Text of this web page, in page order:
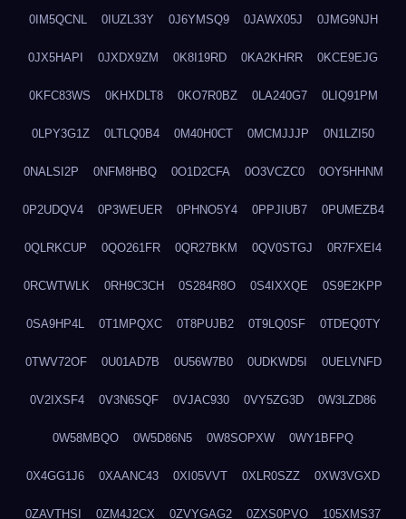
0IM5QCNL 0IUZL33Y 0J6YMSQ9 0JAWX05J 0JMG9NJH
0JX5HAPI 0JXDX9ZM 0K8I19RD 0KA2KHRR 0KCE9EJG
0KFC83WS 0KHXDLT8 0KO7R0BZ 0LA240G7 0LIQ91PM
0LPY3G1Z 0LTLQ0B4 0M40H0CT 0MCMJJJP 0N1LZI50
0NALSI2P 0NFM8HBQ 0O1D2CFA 0O3VCZC0 0OY5HHNM
0P2UDQV4 0P3WEUER 0PHNO5Y4 0PPJIUB7 0PUMEZB4
0QLRKCUP 0QO261FR 0QR27BKM 0QV0STGJ 0R7FXEI4
0RCWTWLK 0RH9C3CH 0S284R8O 0S4IXXQE 0S9E2KPP
0SA9HP4L 0T1MPQXC 0T8PUJB2 0T9LQ0SF 0TDEQ0TY
0TWV72OF 0U01AD7B 0U56W7B0 0UDKWD5I 0UELVNFD
0V2IXSF4 0V3N6SQF 0VJAC930 0VY5ZG3D 0W3LZD86
0W58MBQO 0W5D86N5 0W8SOPXW 0WY1BFPQ
0X4GG1J6 0XAANC43 0XI05VVT 0XLR0SZZ 0XW3VGXD
0ZAVTHSI 0ZM4J2CX 0ZVYGAG2 0ZXS0PVO 105XMS37